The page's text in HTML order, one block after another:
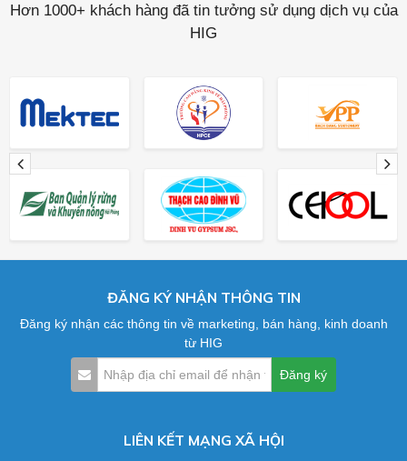
Hơn 1000+ khách hàng đã tin tưởng sử dụng dịch vụ của
HIG
ĐĂNG KÝ NHẬN THÔNG TIN
Đăng ký nhận các thông tin về marketing, bán hàng, kinh doanh
từ HIG
LIÊN KẾT MẠNG XÃ HỘI